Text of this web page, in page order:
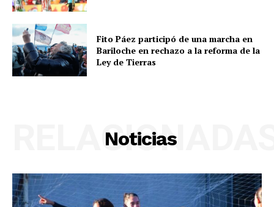
Fito Páez participó de una marcha en
Bariloche en rechazo a la reforma de la
Ley de Tierras
Noticias